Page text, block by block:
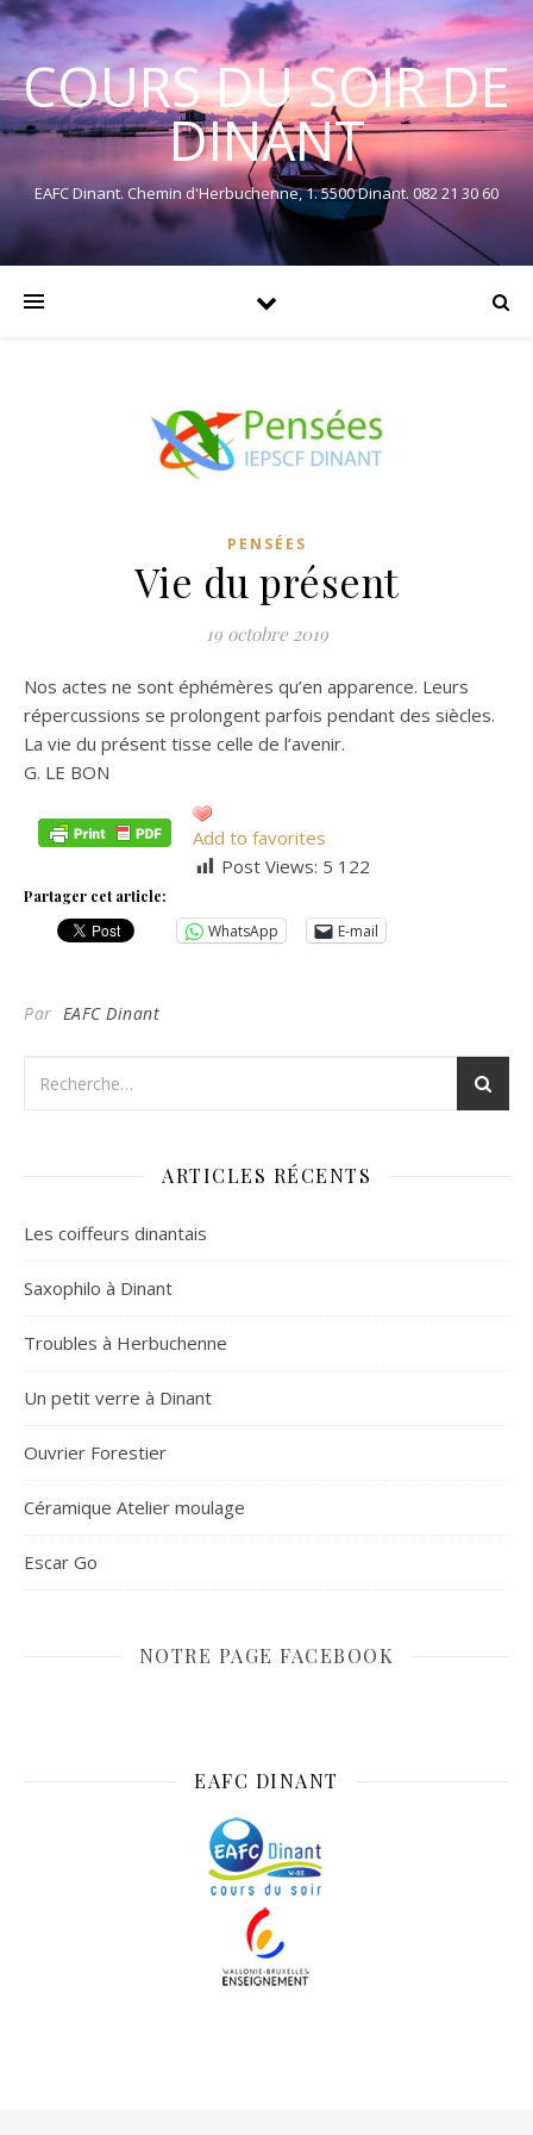
COURS DU SOIR DE
DINANT
EAFC Dinant. Chemin d'Herbuchenne, 1. 5500 Dinant. 082 21 30 60
PENSÉES
Vie du présent
19 octobre 2019
Nos actes ne sont éphémères qu’en apparence. Leurs
répercussions se prolongent parfois pendant des siècles.
La vie du présent tisse celle de l’avenir.
G. LE BON
Add to favorites
Post Views: 5 122
Partager cet article:
WhatsApp E-mail
Par EAFC Dinant
ARTICLES RÉCENTS
Les coiffeurs dinantais
Saxophilo à Dinant
Troubles à Herbuchenne
Un petit verre à Dinant
Ouvrier Forestier
Céramique Atelier moulage
Escar Go
NOTRE PAGE FACEBOOK
EAFC DINANT